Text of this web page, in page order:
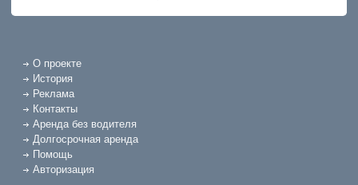
О проекте
История
Реклама
Контакты
Аренда без водителя
Долгосрочная аренда
Помощь
Авторизация